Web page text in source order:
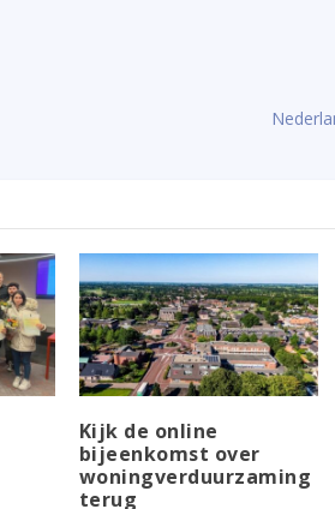
Kijk de online
bijeenkomst over
woningverduurzaming
terug